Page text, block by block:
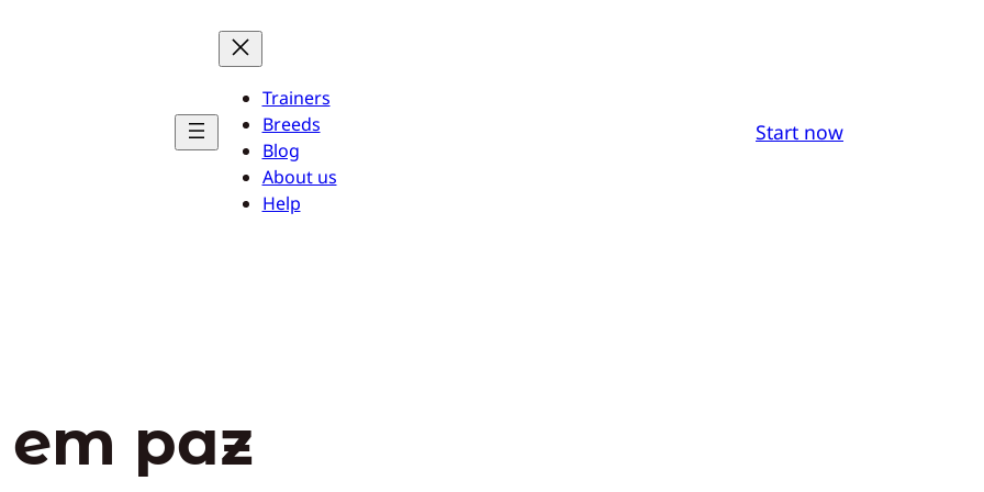
Trainers
Breeds
Blog
About us
Help
Start now
paz